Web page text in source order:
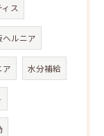
ス
ヘルニア
ア 水分補給